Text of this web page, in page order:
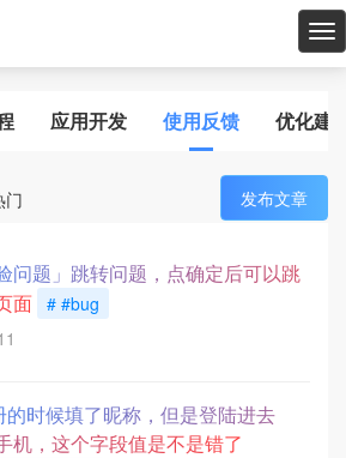
星
引
擎
应用开发 使用反馈 优化建
门 发布文章
问题」跳转问题，点确定后可以跳
面 # #bug
的时候填了昵称，但是登陆进去
机，这个字段值是不是错了